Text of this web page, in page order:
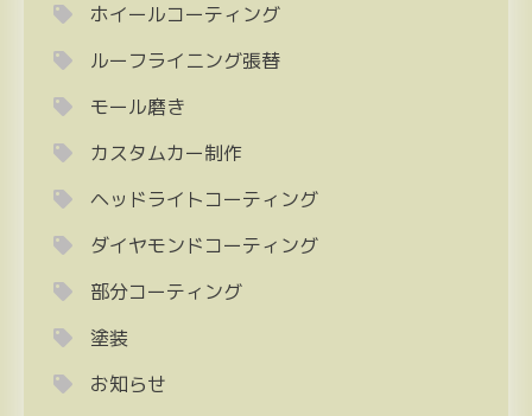
ホイールコーティング
ルーフライニング張替
モール磨き
カスタムカー制作
ヘッドライトコーティング
ダイヤモンドコーティング
部分コーティング
塗装
お知らせ